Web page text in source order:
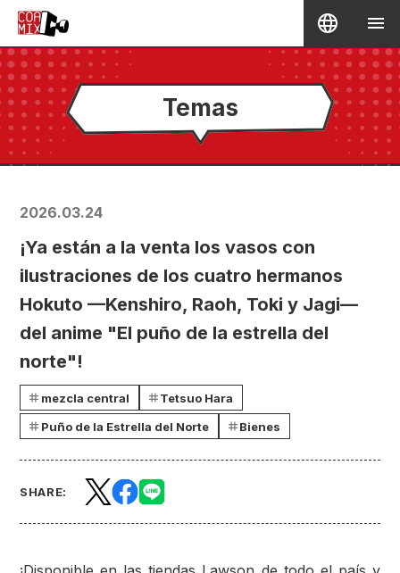
Temas
2026.03.24
¡Ya están a la venta los vasos con
ilustraciones de los cuatro hermanos
Hokuto —Kenshiro, Raoh, Toki y Jagi—
del anime "El puño de la estrella del
norte"!
mezcla central
Tetsuo Hara
Puño de la Estrella del Norte
Bienes
SHARE: